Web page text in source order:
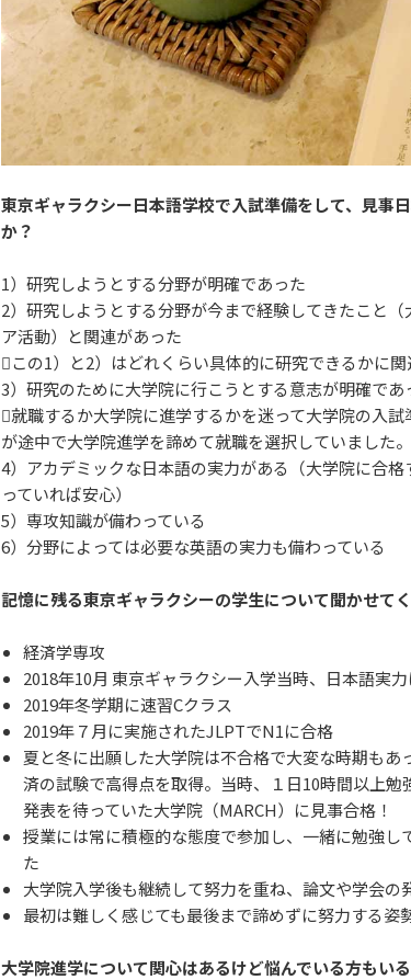
東京ギャラクシー日本語学校で入試準備をして、見事
か？
1）研究しようとする分野が明確であった
2）研究しようとする分野が今まで経験してきたこと
ア活動）と関連があった
この1）と2）はどれくらい具体的に研究できるかに関
3）研究のために大学院に行こうとする意志が明確であ
就職するか大学院に進学するかを迷って大学院の入
が途中で大学院進学を諦めて就職を選択していました。
4）アカデミックな日本語の実力がある（大学院に合
っていれば安心）
5）専攻知識が備わっている
6）分野によっては必要な英語の実力も備わっている
記憶に残る東京ギャラクシーの学生について聞かせてく
経済学専攻
2018年10月 東京ギャラクシー入学当時、日本語実
2019年冬学期に速習Cクラス
2019年７月に実施されたJLPTでN1に合格
夏と冬に出願した大学院は不合格で大変な時期も
済の試験で高得点を取得。当時、１日10時間以上
発表を待っていた大学院（MARCH）に見事合格！
授業には常に積極的な態度で参加し、一緒に勉強
た
大学院入学後も継続して努力を重ね、論文や学会の
最初は難しく感じても最後まで諦めずに努力する姿
大学院進学について関心はあるけど悩んでいる方もい